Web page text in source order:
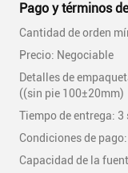
Pago y términos
Cantidad de orden
Precio: Negociable
Detalles de
((sin pie 100±20mm)
Tiempo de entrega: 3
Condiciones de
Capacidad de la